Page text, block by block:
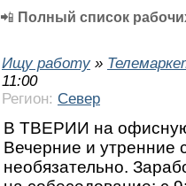
📲 Полный список
Ищу работу »
11:00
Регион: Север
В ТВЕРИИ на офисную
Вечерние и утренние
необязательно.